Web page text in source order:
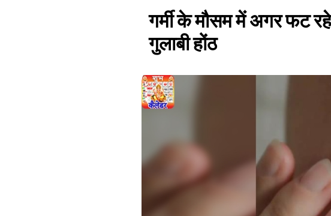
गर्मी के मौसम में अगर फट
गुलाबी होंठ